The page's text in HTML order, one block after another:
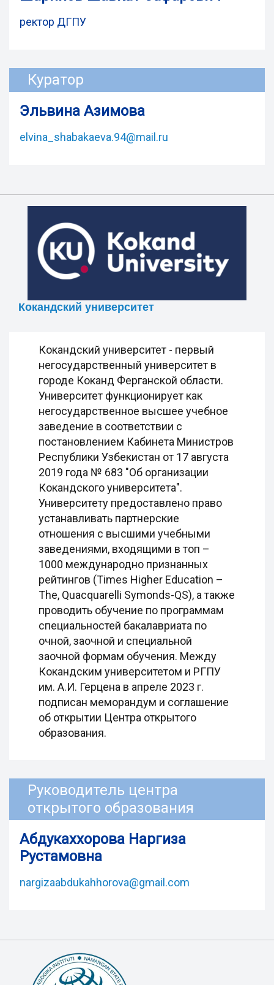
ректор ДГПУ
Куратор
Эльвина Азимова
elvina_shabakaeva.94@mail.ru
Кокандский университет
Кокандский университет - первый
негосударственный университет в
городе Коканд Ферганской области.
Университет функционирует как
негосударственное высшее учебное
заведение в соответствии с
постановлением Кабинета Министров
Республики Узбекистан от 17 августа
2019 года № 683 "Об организации
Кокандского университета".
Университету предоставлено право
устанавливать партнерские
отношения с высшими учебными
заведениями, входящими в топ –
1000 международно признанных
рейтингов (Times Higher Education –
The, Quacquarelli Symonds-QS), а также
проводить обучение по программам
специальностей бакалавриата по
очной, заочной и специальной
заочной формам обучения. Между
Кокандским университетом и РГПУ
им. А.И. Герцена в апреле 2023 г.
подписан меморандум и соглашение
об открытии Центра открытого
образования.
Руководитель центра
открытого образования
Абдукаххорова Наргиза
Рустамовна
nargizaabdukahhorova@gmail.com